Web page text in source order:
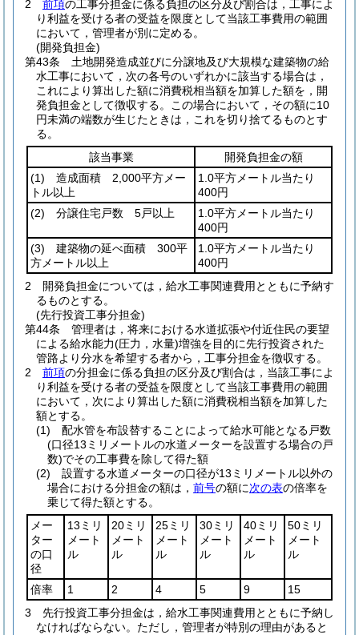
2
前項の工事分担金に係る負担の区分及び割合は，工事によ
り利益を受ける者の受益を限度として当該工事費用の範囲
において，管理者が別に定める。
(開発負担金)
第43条
土地開発造成並びに分譲地及び大規模な建築物の給
水工事において，次の各号のいずれかに該当する場合は，
これにより算出した額に消費税相当額を加算した額を，開
発負担金として徴収する。
この場合において，その額に10
円未満の端数が生じたときは，これを切り捨てるものとす
る。
該当事業
開発負担金の額
(1) 造成面積 2,000平方メー
トル以上
1.0平方メートル当たり
400円
(2) 分譲住宅戸数 5戸以上
1.0平方メートル当たり
400円
(3) 建築物の延べ面積 300平
方メートル以上
1.0平方メートル当たり
400円
2
開発負担金については，給水工事関連費用とともに予納す
るものとする。
(先行投資工事分担金)
第44条
管理者は，将来における水道拡張や付近住民の要望
による給水能力(圧力，水量)増強を目的に先行投資された
管路より分水を希望する者から，工事分担金を徴収する。
2
前項の分担金に係る負担の区分及び割合は，当該工事によ
り利益を受ける者の受益を限度として当該工事費用の範囲
において，次により算出した額に消費税相当額を加算した
額とする。
(1)
配水管を布設替することによって給水可能となる戸数
(口径13ミリメートルの水道メーターを設置する場合の戸
数)でその工事費を除して得た額
(2)
設置する水道メーターの口径が13ミリメートル以外の
場合における分担金の額は， 前号の額に次の表の倍率を
乗じて得た額とする。
メー
ター
の口
径
13ミリ
メート
ル
20ミリ
メート
ル
25ミリ
メート
ル
30ミリ
メート
ル
40ミリ
メート
ル
50ミリ
メート
ル
倍率 1 2 4 5 9
15
3
先行投資工事分担金は，給水工事関連費用とともに予納し
なければならない。 ただし，管理者が特別の理由があると